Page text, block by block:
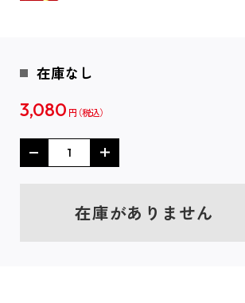
在庫なし
3,080 円
在庫がありません